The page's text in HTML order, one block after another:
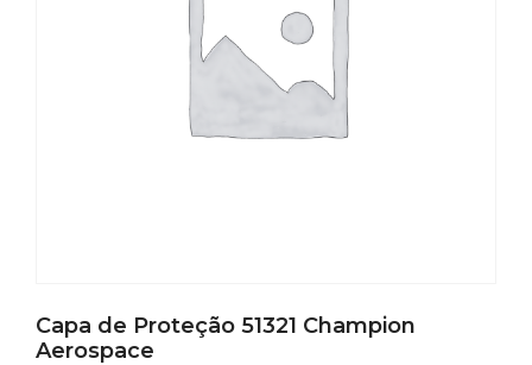
Capa de Proteção 51321 Champion
Aerospace